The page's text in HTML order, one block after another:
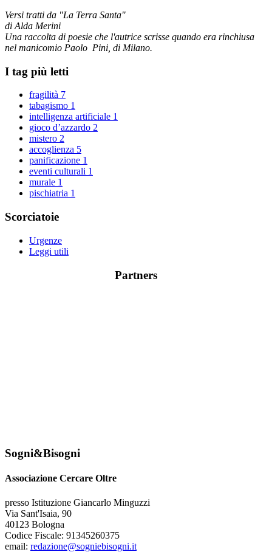
Versi tratti da "La Terra Santa"
di Alda Merini
Una raccolta di poesie che l'autrice scrisse quando era rinchiusa
nel manicomio Paolo Pini, di Milano.
I tag più letti
fragilità 7
tabagismo 1
intelligenza artificiale 1
gioco d’azzardo 2
mistero 2
accoglienza 5
panificazione 1
eventi culturali 1
murale 1
pischiatria 1
Scorciatoie
Urgenze
Leggi utili
Partners
Sogni&Bisogni
Associazione Cercare Oltre
presso Istituzione Giancarlo Minguzzi
Via Sant'Isaia, 90
40123 Bologna
Codice Fiscale: 91345260375
email: redazione@sogniebisogni.it